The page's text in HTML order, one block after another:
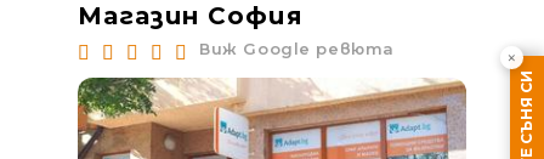
Магазин София
Виж Google ревюта ×